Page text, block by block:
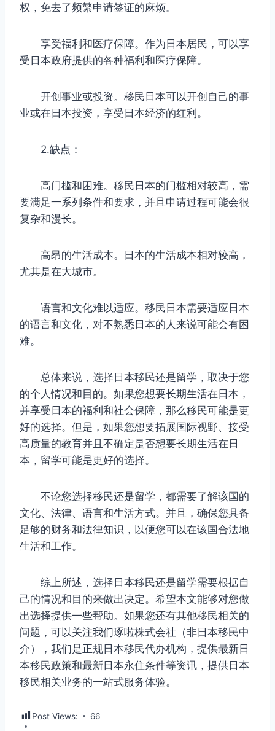
权，免去了频繁申请签证的麻烦。
享受福利和医疗保障。作为日本居民，可以享
受日本政府提供的各种福利和医疗保障。
开创事业或投资。移民日本可以开创自己的事
业或在日本投资，享受日本经济的红利。
2.缺点：
高门槛和困难。移民日本的门槛相对较高，需
要满足一系列条件和要求，并且申请过程可能会很
复杂和漫长。
高昂的生活成本。日本的生活成本相对较高，
尤其是在大城市。
语言和文化难以适应。移民日本需要适应日本
的语言和文化，对不熟悉日本的人来说可能会有困
难。
总体来说，选择日本移民还是留学，取决于您
的个人情况和目的。如果您想要长期生活在日本，
并享受日本的福利和社会保障，那么移民可能是更
好的选择。但是，如果您想要拓展国际视野、接受
高质量的教育并且不确定是否想要长期生活在日
本，留学可能是更好的选择。
不论您选择移民还是留学，都需要了解该国的
文化、法律、语言和生活方式。并且，确保您具备
足够的财务和法律知识，以便您可以在该国合法地
生活和工作。
综上所述，选择日本移民还是留学需要根据自
己的情况和目的来做出决定。希望本文能够对您做
出选择提供一些帮助。如果您还有其他移民相关的
问题，可以关注我们琢啦株式会社（非日本移民中
介），我们是正规日本移民代办机构，提供最新日
本移民政策和最新日本永住条件等资讯，提供日本
移民相关业务的一站式服务体验。
Post Views: 66